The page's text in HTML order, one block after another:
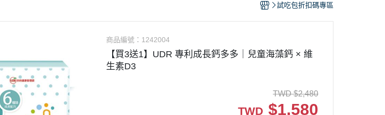
試吃包折扣碼專區
商品編號： 1242004
【買3送1】UDR 專利成長鈣多多｜兒童海藻鈣 × 維
生素D3
TWD $2,480
TWD $1,580